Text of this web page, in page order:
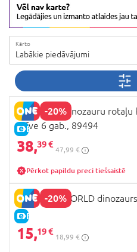
Kārto
Labākie piedāvājumi
-20%
E-CENA
COLLECTA dinozauru
dzīve 6 gab., 89494
38,39 €
47,99 €
Pērkot papildu preci tiešsaistē
-20%
E-CENA
JURRASIC WORLD
15,19 €
18,99 €